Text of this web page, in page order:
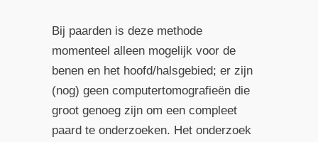
Bij paarden is deze methode
momenteel alleen mogelijk voor de
benen en het hoofd/halsgebied; er zijn
(nog) geen computertomografieën die
groot genoeg zijn om een compleet
paard te onderzoeken. Het onderzoek